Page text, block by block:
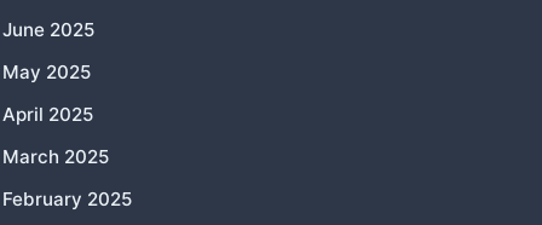
June 2025
May 2025
April 2025
March 2025
February 2025